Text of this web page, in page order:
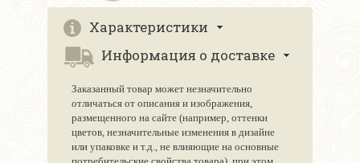
Характеристики
Информация о доставке
Заказанный товар может незначительно
отличаться от описания и изображения,
размещенного на сайте (например, оттенки
цветов, незначительные изменения в дизайне
или упаковке и т.д., не влияющие на основные